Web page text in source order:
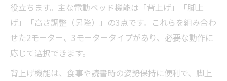
役立ちます。主な電動ベッド機能は「背上げ」「脚上
げ」「高さ調整（昇降）」の3点です。これらを組み合わ
せた2モーター、3モータータイプがあり、必要な動作に
応じて選択できます。
背上げ機能は、食事や読書時の姿勢保持に便利で、脚上